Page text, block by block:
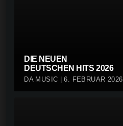
DIE NEUEN
DEUTSCHEN HITS 2026
DA MUSIC | 6. FEBRUAR 2026